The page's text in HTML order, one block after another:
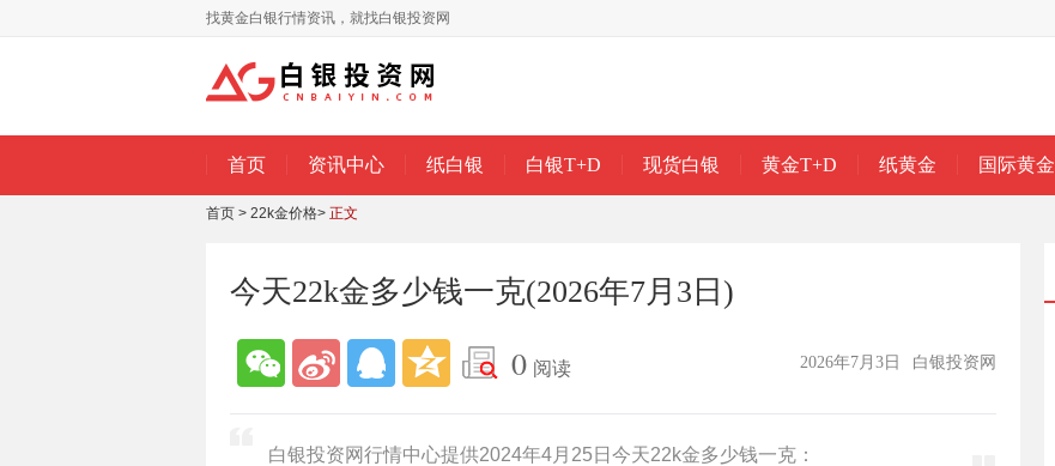
找黄金白银行情资讯，就找白银投资网
首页 资讯中心 纸白银 白银T+D 现货白银 黄金T+D 纸黄金 国际黄金
首页 > 22k金价格> 正文
今天22k金多少钱一克(2026年7月3日)
0 阅读 白银投资网
2026年7月3日
白银投资网行情中心提供2024年4月25日今天22k金多少钱一克：